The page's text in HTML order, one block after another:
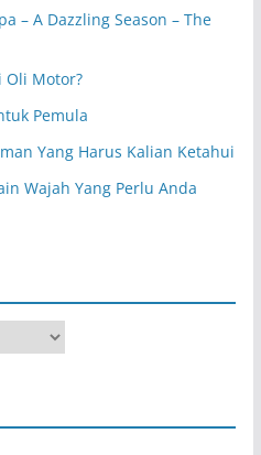
– A Dazzling Season – The
Oli Motor?
Pemula
Yang Harus Kalian Ketahui
Wajah Yang Perlu Anda